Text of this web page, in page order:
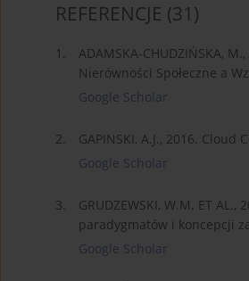
REFERENCJE (31)
1.
ADAMSKA-CHUDZIŃSKA,
Nierówności Społeczne a
Google Scholar
2.
GAPINSKI, A.J., 2016.
Google Scholar
3.
GRUDZEWSKI, W.M. ET
paradygmatów i koncepcji
Google Scholar